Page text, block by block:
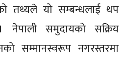
तथ्यले यो सम्बन्धलाई थप
नेपाली समुदायको सक्रिय
सम्मानस्वरूप नगरस्तरमा